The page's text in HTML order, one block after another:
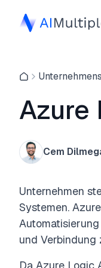
Azure
Cem
Unternehmen
Systemen.
und